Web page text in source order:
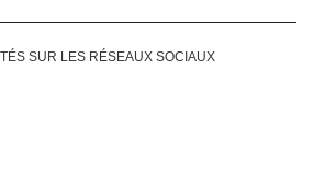
SUR LES RÉSEAUX SOCIAUX